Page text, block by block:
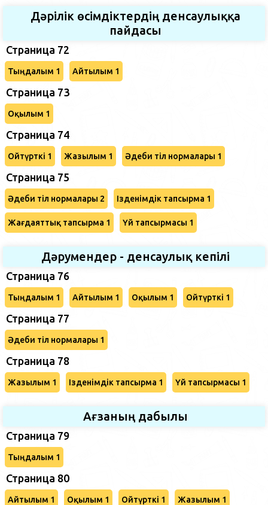
Дәрілік өсімдіктердің денсаулыққа
пайдасы
Страница 72
Тыңдалым 1 Айтылым 1
Страница 73
Оқылым 1
Страница 74
Ойтүрткі 1 Жазылым 1 Әдеби тіл нормалары 1
Страница 75
Әдеби тіл нормалары 2 Ізденімдік тапсырма 1
Жағдаяттық тапсырма 1 Үй тапсырмасы 1
Дәрумендер - денсаулық кепілі
Страница 76
Тыңдалым 1 Айтылым 1 Оқылым 1 Ойтүрткі 1
Страница 77
Әдеби тіл нормалары 1
Страница 78
Жазылым 1 Ізденімдік тапсырма 1 Үй тапсырмасы 1
Ағзаның дабылы
Страница 79
Тыңдалым 1
Страница 80
Айтылым 1 Оқылым 1 Ойтүрткі 1 Жазылым 1